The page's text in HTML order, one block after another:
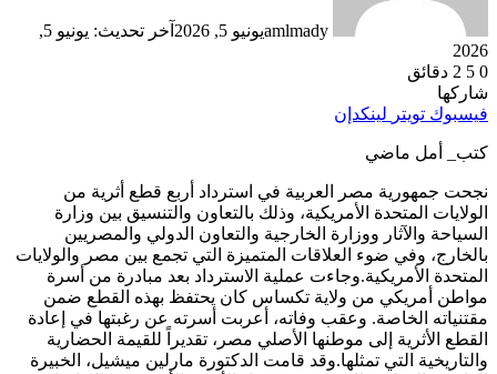
amlmadyيونيو 5, 2026
آخر تحديث: يونيو 5,
2026
0
2 دقائق
شاركها
فيسبوك تويتر لينكدإن
كتب_ أمل ماضي
نجحت جمهورية مصر العربية في استرداد أربع قطع أثرية من
الولايات المتحدة الأمريكية، وذلك بالتعاون والتنسيق بين وزارة
السياحة والآثار ووزارة الخارجية والتعاون الدولي والمصريين
بالخارج، وفي ضوء العلاقات المتميزة التي تجمع بين مصر والولايات
المتحدة الأمريكية.وجاءت عملية الاسترداد بعد مبادرة من أسرة
مواطن أمريكي من ولاية تكساس كان يحتفظ بهذه القطع ضمن
مقتنياته الخاصة. وعقب وفاته، أعربت أسرته عن رغبتها في إعادة
القطع الأثرية إلى موطنها الأصلي مصر، تقديراً للقيمة الحضارية
والتاريخية التي تمثلها.وقد قامت الدكتورة مارلين ميشيل، الخبيرة